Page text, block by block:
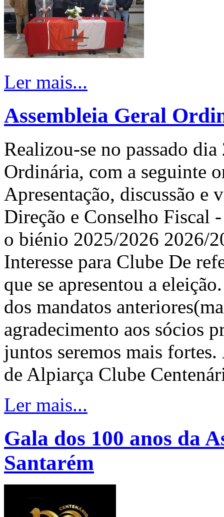
Ler mais...
Assembleia Geral
Realizou-se no passado
Ordinária, com a seguinte
Apresentação, discussão e
Direção e Conselho Fiscal
o biénio 2025/2026 2026/
Interesse para Clube De
que se apresentou a
dos mandatos
agradecimento aos sócios
juntos seremos mais
de Alpiarça Clube
Ler mais...
Gala dos 100 anos da
Santarém